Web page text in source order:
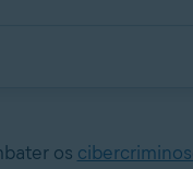
os